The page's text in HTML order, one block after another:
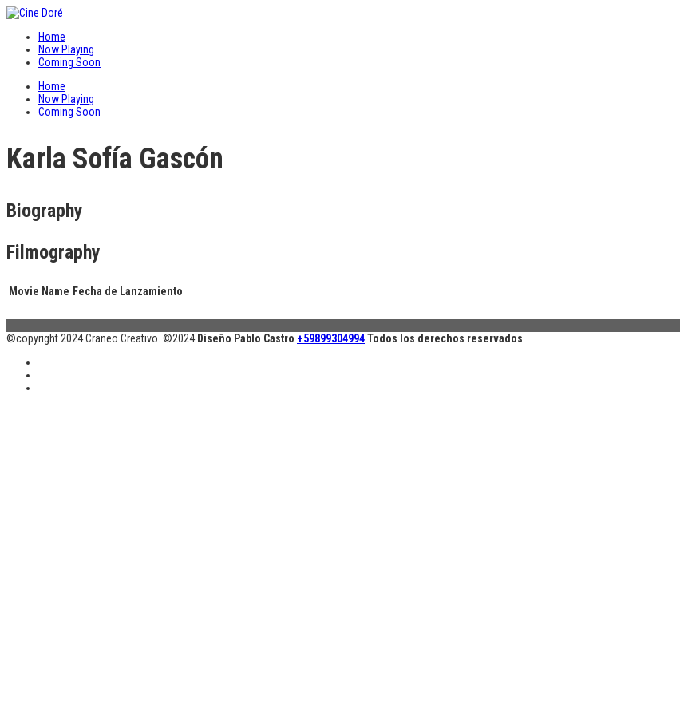
Home
Now Playing
Coming Soon
Home
Now Playing
Coming Soon
Karla Sofía Gascón
Biography
Filmography
Movie Name Fecha de Lanzamiento
©copyright 2024 Craneo Creativo. ©2024 Diseño Pablo Castro +59899304994Todos los derechos reservados